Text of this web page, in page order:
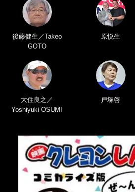
後藤健生／Takeo
GOTO
原悦生
大住良之／
Yoshiyuki OSUMI
戸塚啓